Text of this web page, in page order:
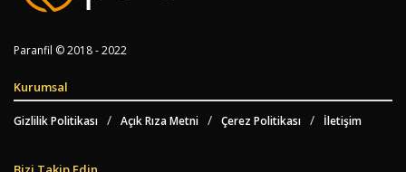
Paranfil © 2018 - 2022
Kurumsal
Gizlilik Politikası Açık Rıza Metni Çerez Politikası İletişim